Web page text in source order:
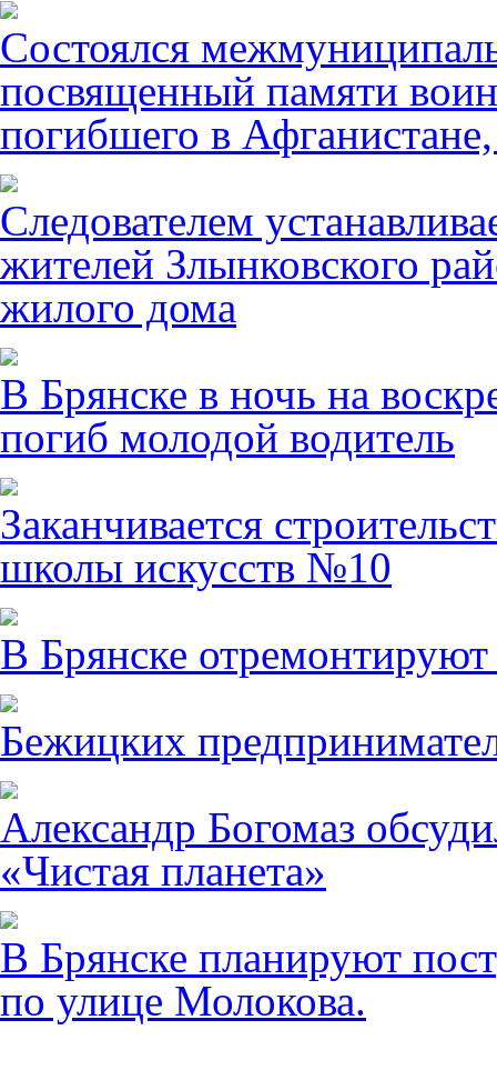
Состоялся
посвященный памяти
погибшего в
Следователем
жителей Злынковского
жилого дома
В Брянске в ночь на
погиб молодой водитель
Заканчивается
школы искусств №10
В Брянске
Бежицких
Александр Богомаз
«Чистая планета»
В Брянске планируют
по улице Молокова.